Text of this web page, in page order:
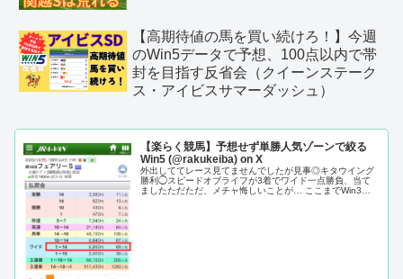
【高期待値の馬を買い続けろ！】今週
のWin5データで予想、100点以内で帯
封を目指す反省会（クイーンステーク
ス・アイビスサマーダッシュ）
【楽らく競馬】予想せず単勝人気ゾーンで絞る
Win5 (@rakukeiba) on X
外出しててレース見てませんでしたが見事◎キタウイング
勝利◯スピードオブライフが3着でワイド一点勝負、当て
ましたただただ、メチャ悔しいことが… ここまでWin3達